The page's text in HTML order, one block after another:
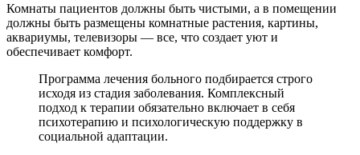
Комнаты пациентов должны быть чистыми, а в помещении
должны быть размещены комнатные растения, картины,
аквариумы, телевизоры — все, что создает уют и
обеспечивает комфорт.
Программа лечения больного подбирается строго
исходя из стадия заболевания. Комплексный
подход к терапии обязательно включает в себя
психотерапию и психологическую поддержку в
социальной адаптации.